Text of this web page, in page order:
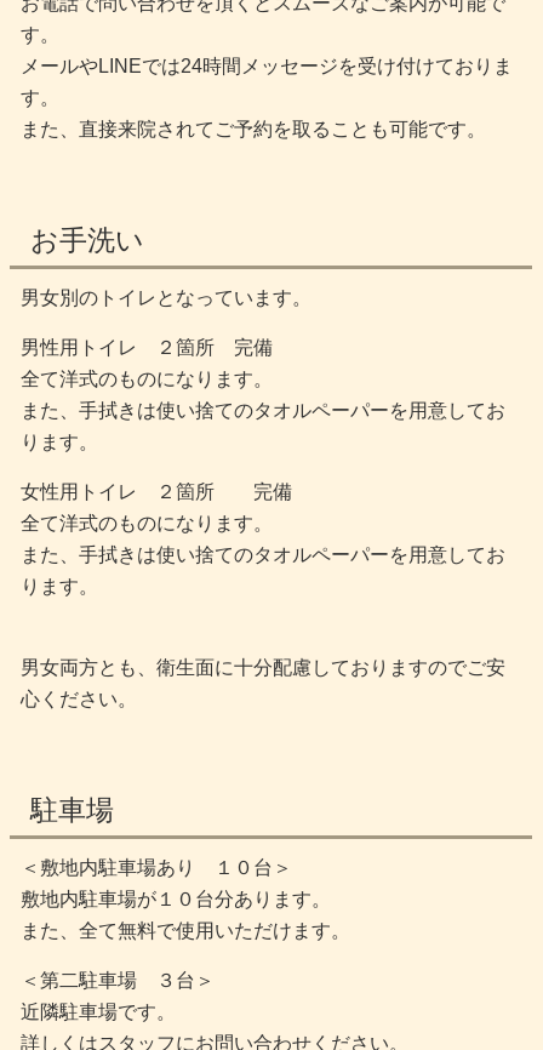
す。
メールやLINEでは24時間メッセージを受け付けておりま
す。
また、直接来院されてご予約を取ることも可能です。
お手洗い
男女別のトイレとなっています。
男性用トイレ ２箇所 完備
全て洋式のものになります。
また、手拭きは使い捨てのタオルペーパーを用意してお
ります。
女性用トイレ ２箇所 完備
全て洋式のものになります。
また、手拭きは使い捨てのタオルペーパーを用意してお
ります。
男女両方とも、衛生面に十分配慮しておりますのでご安
心ください。
駐車場
＜敷地内駐車場あり １０台＞
敷地内駐車場が１０台分あります。
また、全て無料で使用いただけます。
＜第二駐車場 ３台＞
近隣駐車場です。
詳しくはスタッフにお問い合わせください。